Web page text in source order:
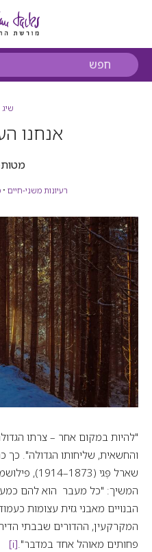
אנחנו
רעיונות משני-חיים •
"להיות במקום אחר – צרתו
והחשאית, שליחותו הגדולה".
שארל פֶּגי
המשיך: "כל מעבר הוא להם
הבנויים מאבני גזית עצומות
המקרקעין, ההדורים שבבתי
פחותים מאוהל אחד במדבר".[i]